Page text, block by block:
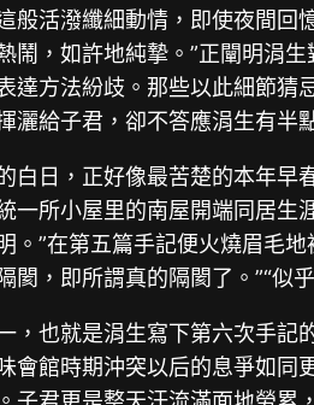
般活潑纖細動情，即使夜間回
鬧，如許地純摯。”正闡明涓
達方法紛歧。那些以此細節
灑給子君，卻不答應涓生有半
白日，正好像最苦楚的本年早
一所小屋里的南屋開端同居
。”在第五篇手記便火燒眉毛
閡，即所謂真的隔閡了。”“似
，也就是涓生寫下第六次手
會館時期沖突以后的息爭如